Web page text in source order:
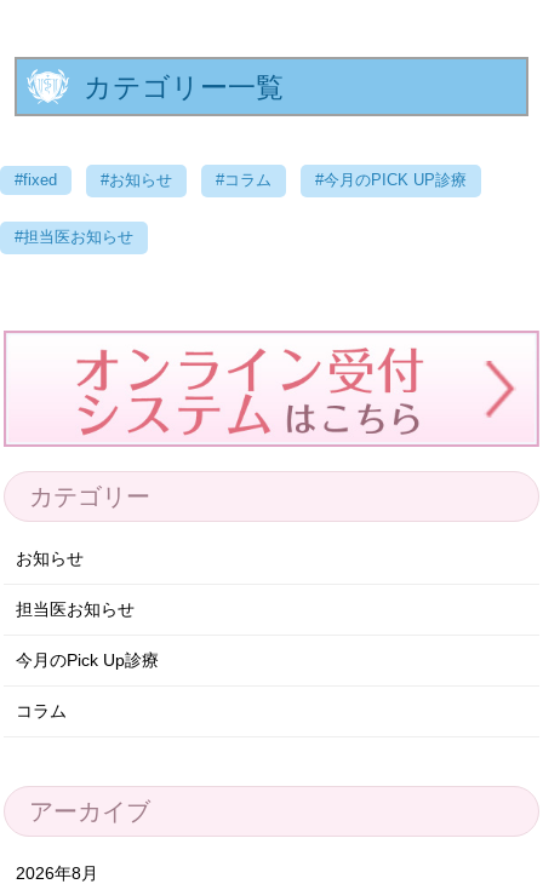
カテゴリー一覧
#fixed #お知らせ #コラム #今月のPICK UP診療
#担当医お知らせ
カテゴリー
お知らせ
担当医お知らせ
今月のPick Up診療
コラム
アーカイブ
2026年8月